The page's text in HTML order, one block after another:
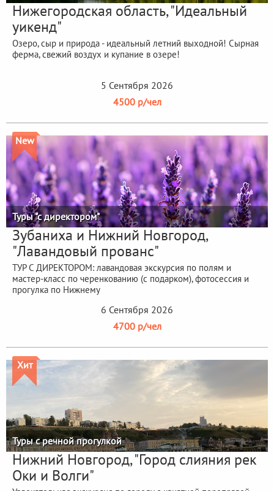
Нижегородская область, "Идеальный
уикенд"
Озеро, сыр и природа - идеальный летний выходной! Сырная
ферма, свежий воздух и купание в озере!
5 Сентября 2026
4500 р/чел
New
Туры "с директором"
Зубаниха и Нижний Новгород,
"Лавандовый прованс"
ТУР С ДИРЕКТОРОМ: лавандовая экскурсия по полям и
мастер-класс по черенкованию (с подарком), фотосессия и
прогулка по Нижнему
6 Сентября 2026
4700 р/чел
Хит
Туры с речной прогулкой
Нижний Новгород, "Город слияния рек
Оки и Волги"